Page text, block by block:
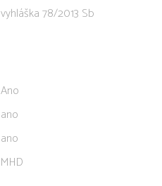
vyhláška 78/2013 Sb
Ano
ano
ano
MHD